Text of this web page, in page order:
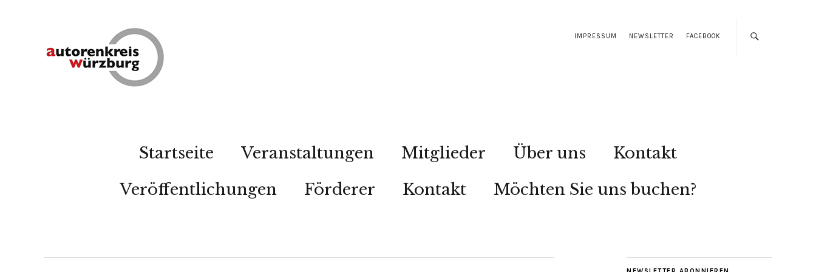
IMPRESSUM NEWSLETTER FACEBOOK
Startseite Veranstaltungen Mitglieder Über uns
Kontakt
Veröffentlichungen
Förderer Kontakt Möchten Sie uns buchen?